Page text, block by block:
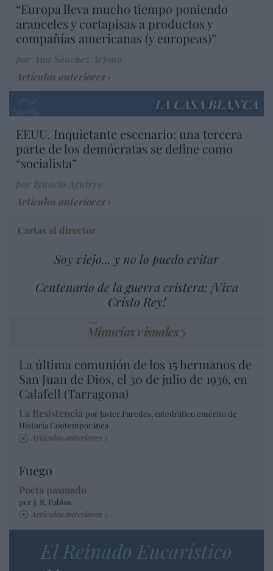
“Europa lleva mucho tiempo poniendo
aranceles y cortapisas a productos y
compañías americanas (y europeas)”
Artículos anteriores
LA CASA BLANCA
EEUU. Inquietante escenario: una tercera
parte de los demócratas se define como
“socialista”
Artículos anteriores
Cartas al director
Soy viejo... y no lo puedo evitar
Centenario de la guerra cristera: ¡Viva
Cristo Rey!
Minucias visuales
La última comunión de los 15 hermanos de
San Juan de Dios, el 30 de julio de 1936, en
Calafell (Tarragona)
La Resistencia por Javier Paredes, catedrático emérito de
Historia Contemporánea
Artículos anteriores
Fuego
Poeta pasmado
por J. R. Pablos
Artículos anteriores
El Reinado Eucarístico